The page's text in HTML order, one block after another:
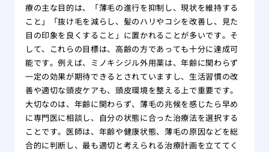
療の主な目的は、「薄毛の進行を抑制し、現状を維持する
こと」「抜け毛を減らし、髪のハリやコシを改善し、見た
目の印象を良くすること」に置かれることが多いです。そ
して、これらの目標は、高齢の方であっても十分に達成可
能です。例えば、ミノキシジル外用薬は、年齢に関わらず
一定の効果が期待できるとされていますし、生活習慣の改
善や適切な頭皮ケアも、頭皮環境を整える上で重要です。
大切なのは、年齢に関わらず、薄毛の兆候を感じたら早め
に専門医に相談し、自分の状態に合った治療法を選択する
ことです。医師は、年齢や健康状態、薄毛の原因などを総
合的に判断し、最も適切と考えられる治療計画を立ててく